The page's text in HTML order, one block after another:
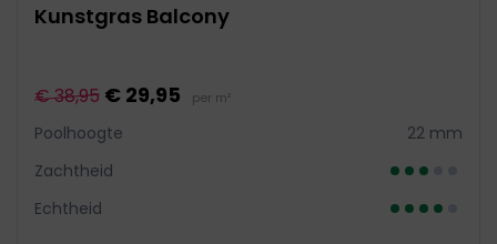
Kunstgras Balcony
€ 38,95 € 29,95 per m²
Poolhoogte
22 mm
Zachtheid
Echtheid